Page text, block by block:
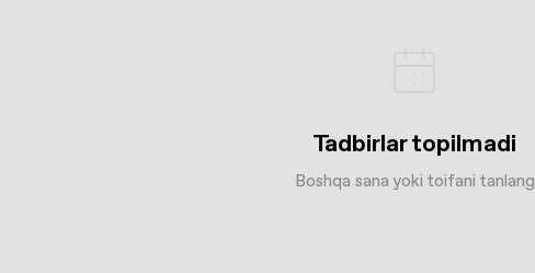
Tadbirlar topilmadi
Boshqa sana yoki toifani tanlang